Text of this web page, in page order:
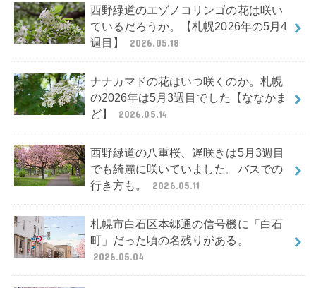
西野緑道のエゾノコリンゴの花は咲い
ているだろうか。【札幌2026年の5月4
週目】
2026.05.18
ナナカマドの花はいつ咲くのか。札幌
の2026年は5月3週目でした【ななかま
ど】
2026.05.14
西野緑道の八重桜、遅咲きは5月3週目
でも綺麗に咲いていました。バスでの
行き方も。
2026.05.11
札幌市白石区本郷通の信号機に「白石
町」だった頃の名残りがある。
2026.05.04